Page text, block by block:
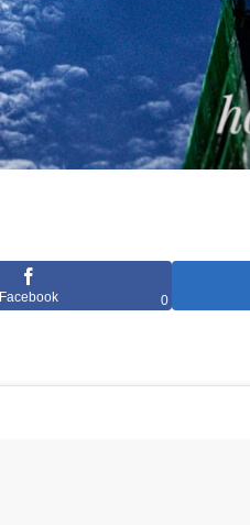
Facebook 0